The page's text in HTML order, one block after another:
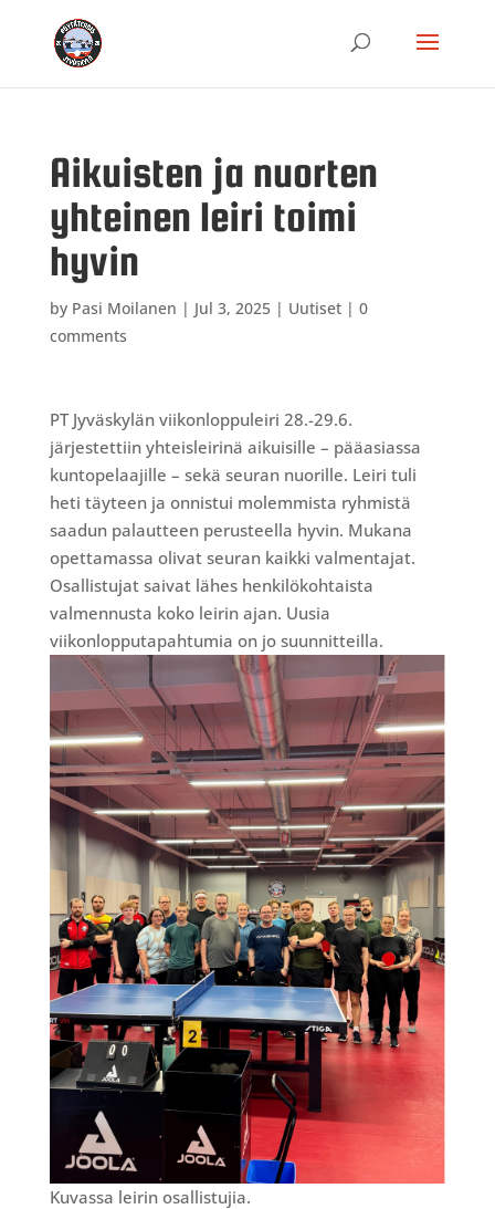
Aikuisten ja nuorten
yhteinen leiri toimi
hyvin
by Pasi Moilanen | Jul 3, 2025| Uutiset| 0
comments
PT Jyväskylän viikonloppuleiri 28.-29.6.
järjestettiin yhteisleirinä aikuisille – pääasiassa
kuntopelaajille – sekä seuran nuorille. Leiri tuli
heti täyteen ja onnistui molemmista ryhmistä
saadun palautteen perusteella hyvin. Mukana
opettamassa olivat seuran kaikki valmentajat.
Osallistujat saivat lähes henkilökohtaista
valmennusta koko leirin ajan. Uusia
viikonlopputapahtumia on jo suunnitteilla.
Kuvassa leirin osallistujia.